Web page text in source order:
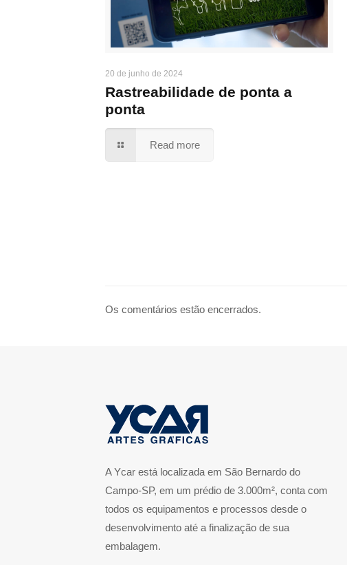
20 de junho de 2024
Rastreabilidade de ponta a
ponta
Read more
Os comentários estão encerrados.
A Ycar está localizada em São Bernardo do
Campo-SP, em um prédio de 3.000m², conta com
todos os equipamentos e processos desde o
desenvolvimento até a finalização de sua
embalagem.